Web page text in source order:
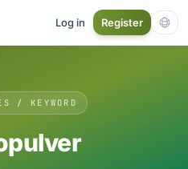
Log in Register
/ KEYWORD